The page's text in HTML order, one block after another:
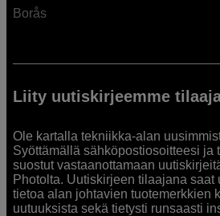
Borås
Liity uutiskirjeemme
Ole kartalla tekniikka-alan
Syöttämällä sähköpostiosoitteesi ja
suostut vastaanottamaan
Photolta. Uutiskirjeen tilaajana saat
tietoa alan johtavien tuotemerkkien
uutuuksista sekä tietysti runsaasti